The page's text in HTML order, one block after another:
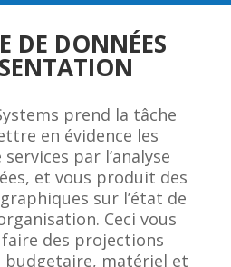
DE DONNÉES
prend la tâche
en évidence les
par l’analyse
et vous produit des
sur l’état de
Ceci vous
des projections
budgetaire, matériel et